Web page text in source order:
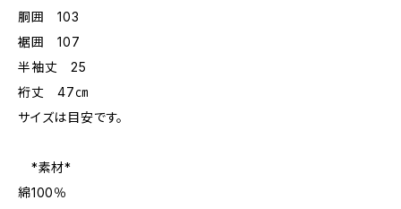
胴囲 103
裾囲 107
半袖丈 25
裄丈 47㎝
サイズは目安です。
*素材*
綿100％